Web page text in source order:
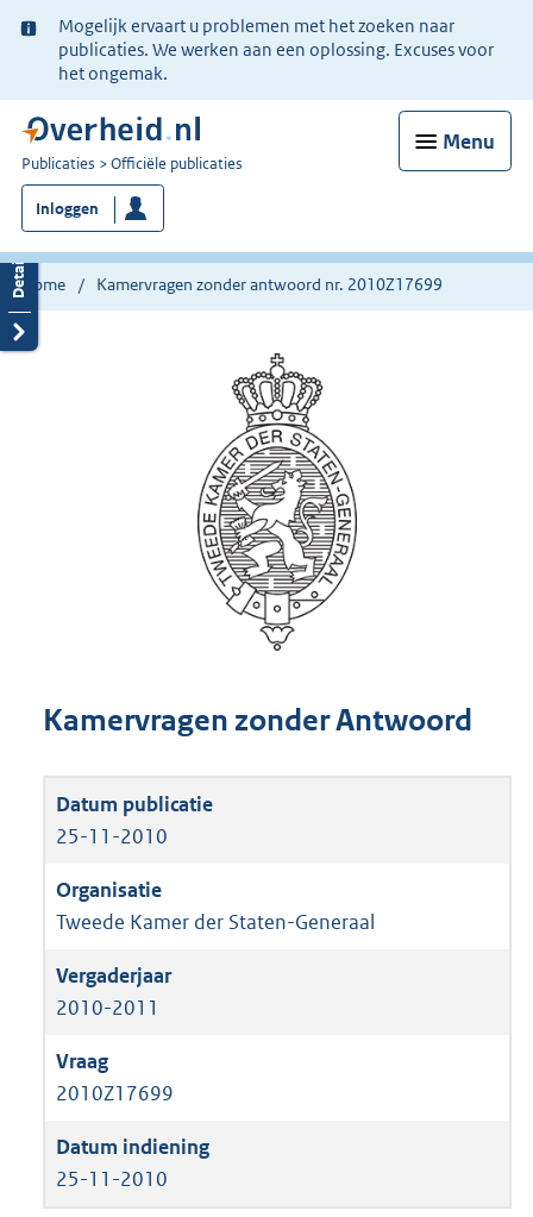
Ter
informatie:
Mogelijk ervaart u problemen met het zoeken naar
publicaties. We werken aan een oplossing. Excuses voor
het ongemak.
Menu
U
bent
nu
hier:
Publicaties Officiële publicaties
Inloggen
Home Kamervragen zonder antwoord nr. 2010Z17699
Kamervragen zonder Antwoord
25-11-2010
Tweede Kamer der Staten-Generaal
2010-2011
2010Z17699
25-11-2010